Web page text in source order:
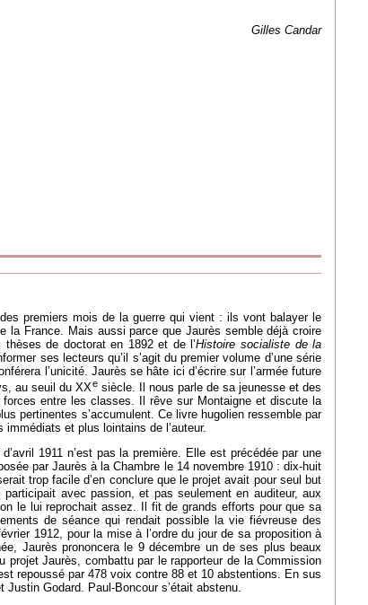
Gilles Candar
premiers mois de la guerre qui vient : ils vont balayer le
la France. Mais aussi parce que Jaurès semble déjà croire
de doctorat en 1892 et de l’Histoire socialiste de la
ses lecteurs qu’il s’agit du premier volume d’une série
l’unicité. Jaurès se hâte ici d’écrire sur l’armée future
au seuil du XXesiècle. Il nous parle de sa jeunesse et des
forces entre les classes. Il rêve sur Montaigne et discute la
pertinentes s’accumulent. Ce livre hugolien ressemble par
et plus lointains de l’auteur.
1911 n’est pas la première. Elle est précédée par une
par Jaurès à la Chambre le 14 novembre 1910 : dix-huit
trop facile d’en conclure que le projet avait pour seul but
avec passion, et pas seulement en auditeur, aux
le lui reprochait assez. Il fit de grands efforts pour que sa
de séance qui rendait possible la vie fiévreuse des
1912, pour la mise à l’ordre du jour de sa proposition à
Jaurès prononcera le 9 décembre un de ses plus beaux
Jaurès, combattu par le rapporteur de la Commission
repoussé par 478 voix contre 88 et 10 abstentions. En sus
Godard. Paul-Boncour s’était abstenu.